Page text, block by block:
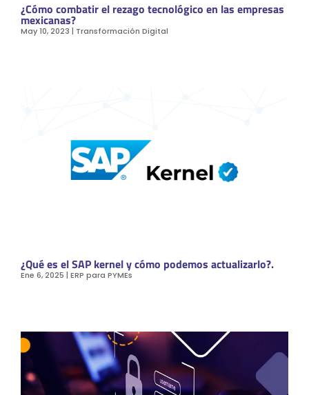
¿Cómo combatir el rezago tecnológico en las empresas
mexicanas?
May 10, 2023 | Transformación Digital
¿Qué es el SAP kernel y cómo podemos actualizarlo?.
Ene 6, 2025 |ERP para PYMEs